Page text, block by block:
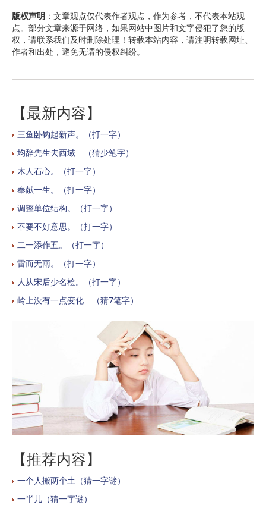
版权声明 ：文章观点仅代表作者观点，作为参考，不代表本站观
点。部分文章来源于网络，如果网站中图片和文字侵犯了您的版
权，请联系我们及时删除处理！转载本站内容，请注明转载网址、
作者和出处，避免无谓的侵权纠纷。
【最新内容】
三鱼卧钩起新声。（打一字）
均辞先生去西域 （猜少笔字）
木人石心。（打一字）
奉献一生。（打一字）
调整单位结构。（打一字）
不要不好意思。（打一字）
二一添作五。（打一字）
雷而无雨。（打一字）
人从宋后少名桧。（打一字）
岭上没有一点变化 （猜7笔字）
【推荐内容】
一个人搬两个土（猜一字谜）
一半儿（猜一字谜）